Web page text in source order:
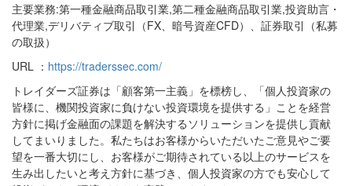
主要業務:第一種金融商品取引業,第二種金融商品取引業,投資助言・
代理業,デリバティブ取引（FX、暗号資産CFD）、証券取引（私募
の取扱）
URL ： https://traderssec.com/
トレイダーズ証券は「顧客第一主義」を標榜し、「個人投資家の
皆様に、機関投資家に負けない投資環境を提供する」ことを経営
方針に掲げ金融面の課題を解決するソリューションを提供し貢献
してまいりました。私たちはお客様からいただいたご意見やご要
望を一番大切にし、お客様がご期待されている以上のサービスを
生み出したいと考え方針に基づき、個人投資家の方でも安心して